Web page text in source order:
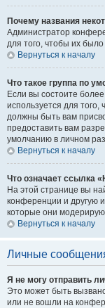
Почему названия
Администратор
для того, чтобы их
Вернуться к началу
Что такое группа по
Если вы состоите
используется для того,
должны быть вам
предоставить вам
умолчанию в личном
Вернуться к началу
Что означает ссылка
На этой странице вы
конференции и другую
которые они
Вернуться к началу
Личные
Я не могу отправить
Это может быть
или не вошли на